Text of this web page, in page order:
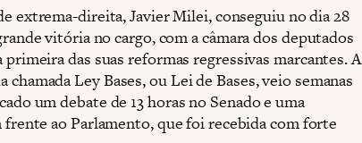
extrema-direita, Javier Milei, conseguiu no dia 28
vitória no cargo, com a câmara dos deputados
das suas reformas regressivas marcantes. A
chamada Ley Bases, ou Lei de Bases, veio semanas
um debate de 13 horas no Senado e uma
frente ao Parlamento, que foi recebida com forte